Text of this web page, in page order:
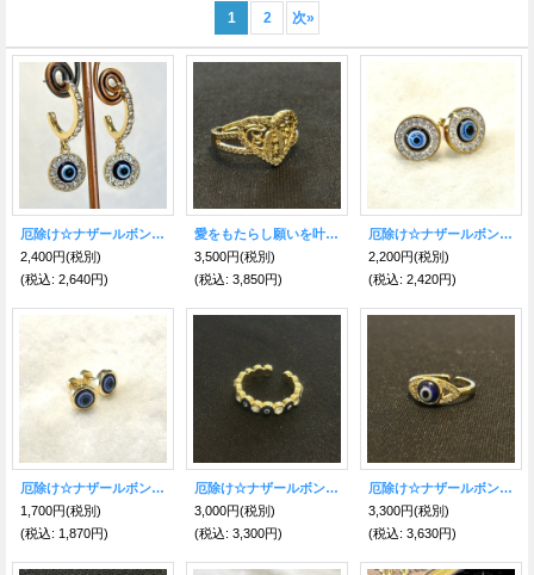
1 2 次»
厄除け☆ナザールボンジュウ●ぶら下がりピアス大
2,400円(税別)
(税込: 2,640円)
愛をもたらし願いを叶える◎金のハートリング マリア
3,500円(税別)
(税込: 3,850円)
厄除け☆ナザールボンジュウ●ピアスGD ステンレス
2,200円(税別)
(税込: 2,420円)
厄除け☆ナザールボンジュウ●ミニピアスGD
1,700円(税別)
(税込: 1,870円)
厄除け☆ナザールボンジュウ リング B
3,000円(税別)
(税込: 3,300円)
厄除け☆ナザールボンジュウ リング AA
3,300円(税別)
(税込: 3,630円)